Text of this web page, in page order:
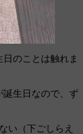
のことは触れま
誕生日なので、ず
い（下ごしらえ